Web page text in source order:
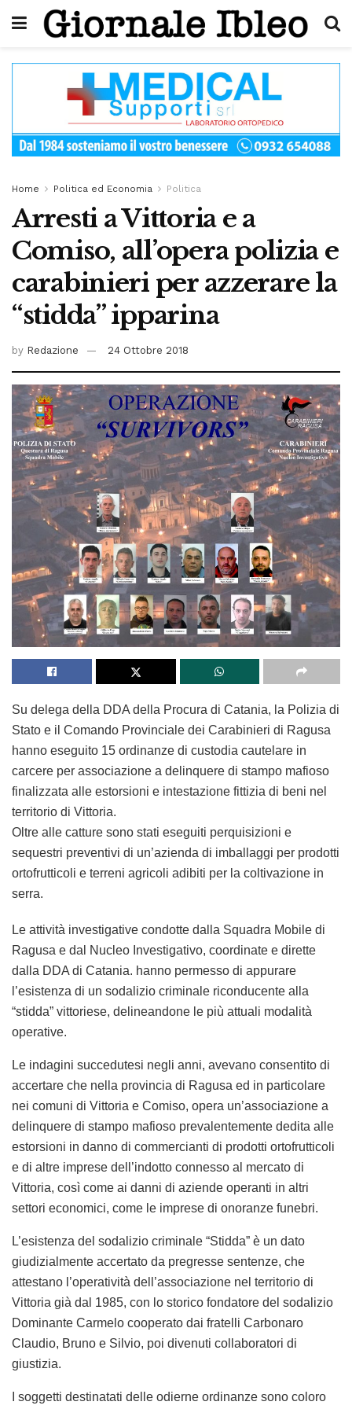
Home Politica ed Economia Politica
Arresti a Vittoria e a
Comiso, all’opera polizia e
carabinieri per azzerare la
“stidda” ipparina
by Redazione 24 Ottobre 2018
Su delega della DDA della Procura di Catania, la Polizia di
Stato e il Comando Provinciale dei Carabinieri di Ragusa
hanno eseguito 15 ordinanze di custodia cautelare in
carcere per associazione a delinquere di stampo mafioso
finalizzata alle estorsioni e intestazione fittizia di beni nel
territorio di Vittoria.
Oltre alle catture sono stati eseguiti perquisizioni e
sequestri preventivi di un’azienda di imballaggi per prodotti
ortofrutticoli e terreni agricoli adibiti per la coltivazione in
serra.
Le attività investigative condotte dalla Squadra Mobile di
Ragusa e dal Nucleo Investigativo, coordinate e dirette
dalla DDA di Catania. hanno permesso di appurare
l’esistenza di un sodalizio criminale riconducente alla
“stidda” vittoriese, delineandone le più attuali modalità
operative.
Le indagini succedutesi negli anni, avevano consentito di
accertare che nella provincia di Ragusa ed in particolare
nei comuni di Vittoria e Comiso, opera un’associazione a
delinquere di stampo mafioso prevalentemente dedita alle
estorsioni in danno di commercianti di prodotti ortofrutticoli
e di altre imprese dell’indotto connesso al mercato di
Vittoria, così come ai danni di aziende operanti in altri
settori economici, come le imprese di onoranze funebri.
L’esistenza del sodalizio criminale “Stidda” è un dato
giudizialmente accertato da pregresse sentenze, che
attestano l’operatività dell’associazione nel territorio di
Vittoria già dal 1985, con lo storico fondatore del sodalizio
Dominante Carmelo cooperato dai fratelli Carbonaro
Claudio, Bruno e Silvio, poi divenuti collaboratori di
giustizia.
I soggetti destinatati delle odierne ordinanze sono coloro